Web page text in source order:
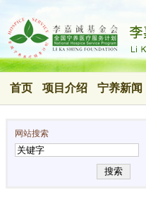
首页 项目介绍 宁养新闻
网站搜索
搜索